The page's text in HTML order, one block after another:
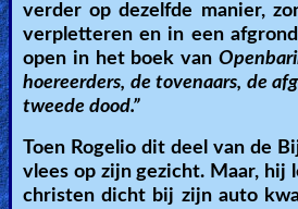
verder op dezelfde manier,
verpletteren en in een
open in het boek van
hoereerders, de tovenaars, de
tweede dood.”
Toen Rogelio dit deel van de
vlees op zijn gezicht. Maar, hij
christen dicht bij zijn auto